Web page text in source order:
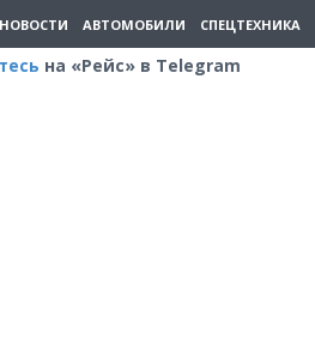
НОВОСТИ АВТОМОБИЛИ СПЕЦТЕХНИКА
на «Рейс» в Telegram